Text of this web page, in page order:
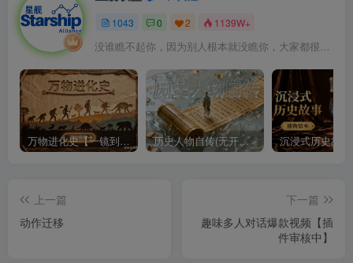
1043 0 2 1139W+
没谁瞧不起你，因为别人根本就没瞧你，大家都很忙的
万物进化史【一镜到底】 历史人物自传(无开头模板)
上一篇
动作迁移
下一篇
趣味多人对话爆款视频【插
件审核中】